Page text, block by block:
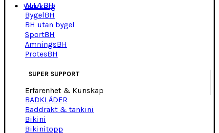
Varukorg
ALLA BH
BygelBH
BH utan bygel
SportBH
AmningsBH
ProtesBH
SUPER SUPPORT
Erfarenhet & Kunskap
BADKLÄDER
Baddräkt & tankini
Bikini
Bikinitopp